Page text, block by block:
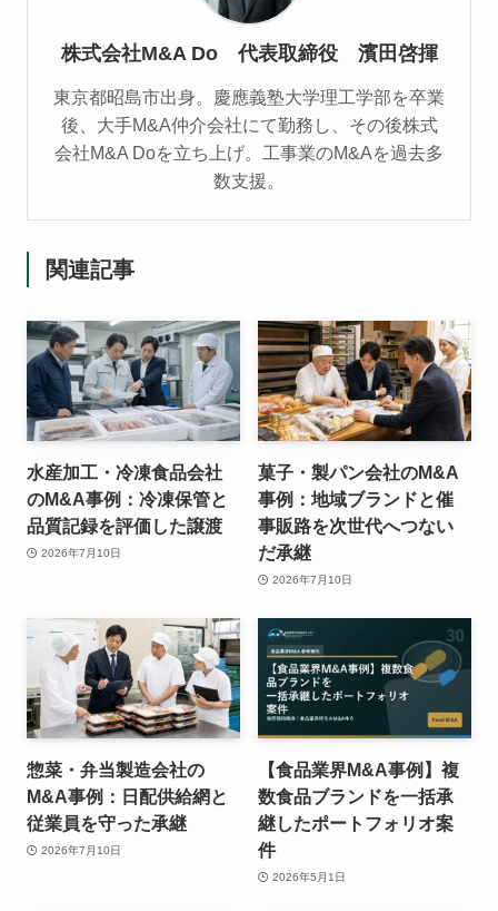
株式会社M&A Do 代表取締役 濱田啓揮
東京都昭島市出身。慶應義塾大学理工学部を卒業
後、大手M&A仲介会社にて勤務し、その後株式
会社M&A Doを立ち上げ。工事業のM&Aを過去多
数支援。
関連記事
水産加工・冷凍食品会社
のM&A事例：冷凍保管と
品質記録を評価した譲渡
2026年7月10日
菓子・製パン会社のM&A
事例：地域ブランドと催
事販路を次世代へつない
だ承継
2026年7月10日
惣菜・弁当製造会社の
M&A事例：日配供給網と
従業員を守った承継
2026年7月10日
【食品業界M&A事例】複
数食品ブランドを一括承
継したポートフォリオ案
件
2026年5月1日